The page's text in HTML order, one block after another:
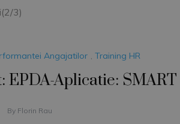
3)
Angajatilor , Training HR
EPDA-Aplicatie:
By Florin Rau